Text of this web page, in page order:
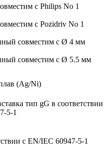
с Philips No 1
с Pozidriv No 1
совместим с Ø 4 мм
совместим с Ø 5.5 мм
(Ag/Ni)
тип gG в соответствии
5-1
с EN/IEC 60947-5-1